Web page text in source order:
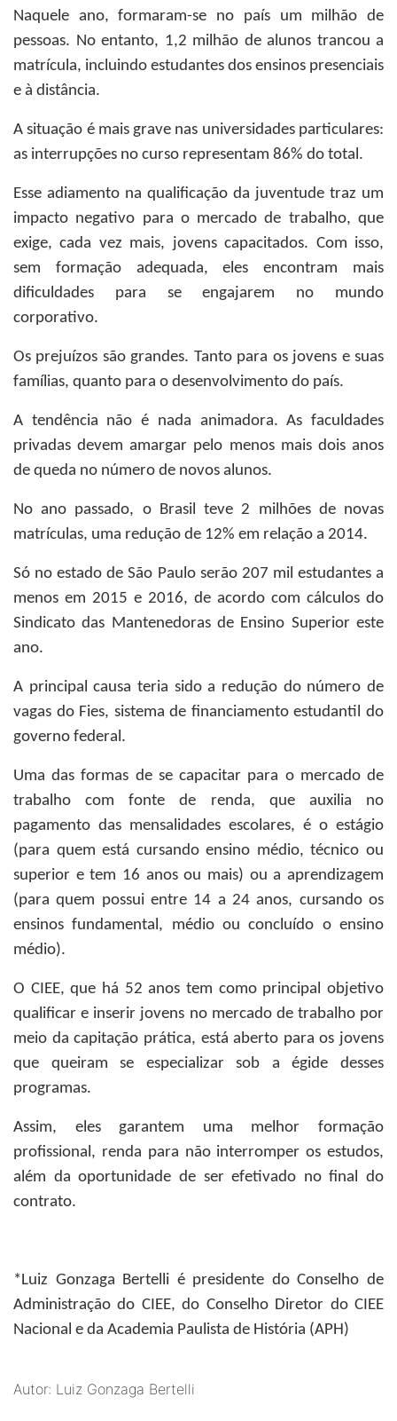
Naquele ano, formaram-se no país um milhão de
pessoas. No entanto, 1,2 milhão de alunos trancou a
matrícula, incluindo estudantes dos ensinos presenciais
e à distância.
A situação é mais grave nas universidades particulares:
as interrupções no curso representam 86% do total.
Esse adiamento na qualificação da juventude traz um
impacto negativo para o mercado de trabalho, que
exige, cada vez mais, jovens capacitados. Com isso,
sem formação adequada, eles encontram mais
dificuldades para se engajarem no mundo
corporativo.
Os prejuízos são grandes. Tanto para os jovens e suas
famílias, quanto para o desenvolvimento do país.
A tendência não é nada animadora. As faculdades
privadas devem amargar pelo menos mais dois anos
de queda no número de novos alunos.
No ano passado, o Brasil teve 2 milhões de novas
matrículas, uma redução de 12% em relação a 2014.
Só no estado de São Paulo serão 207 mil estudantes a
menos em 2015 e 2016, de acordo com cálculos do
Sindicato das Mantenedoras de Ensino Superior este
ano.
A principal causa teria sido a redução do número de
vagas do Fies, sistema de financiamento estudantil do
governo federal.
Uma das formas de se capacitar para o mercado de
trabalho com fonte de renda, que auxilia no
pagamento das mensalidades escolares, é o estágio
(para quem está cursando ensino médio, técnico ou
superior e tem 16 anos ou mais) ou a aprendizagem
(para quem possui entre 14 a 24 anos, cursando os
ensinos fundamental, médio ou concluído o ensino
médio).
O CIEE, que há 52 anos tem como principal objetivo
qualificar e inserir jovens no mercado de trabalho por
meio da capitação prática, está aberto para os jovens
que queiram se especializar sob a égide desses
programas.
Assim, eles garantem uma melhor formação
profissional, renda para não interromper os estudos,
além da oportunidade de ser efetivado no final do
contrato.
*Luiz Gonzaga Bertelli é presidente do Conselho de
Administração do CIEE, do Conselho Diretor do CIEE
Nacional e da Academia Paulista de História (APH)
Autor: Luiz Gonzaga Bertelli